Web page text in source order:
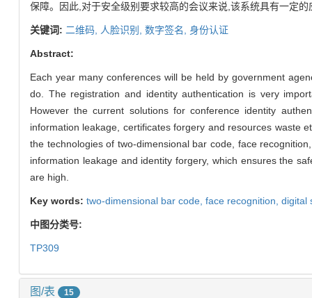
保障。因此,对于安全级别要求较高的会议来说,该系统具有一定的
关键词: 二维码, 人脸识别, 数字签名, 身份认证
Abstract:
Each year many conferences will be held by government
do. The registration and identity authentication is very
However the current solutions for conference identity
information leakage, certificates forgery and resources waste
the technologies of two-dimensional bar code, face
information leakage and identity forgery, which ensures the
are high.
Key words: two-dimensional bar code, face recognition, digital
中图分类号:
TP309
图/表 15